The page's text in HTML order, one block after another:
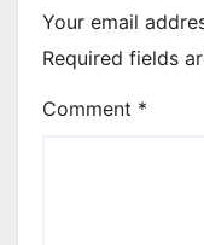
Your email
Required fields
Comment *